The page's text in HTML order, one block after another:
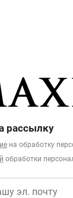
рассылку
на обработку
обработки